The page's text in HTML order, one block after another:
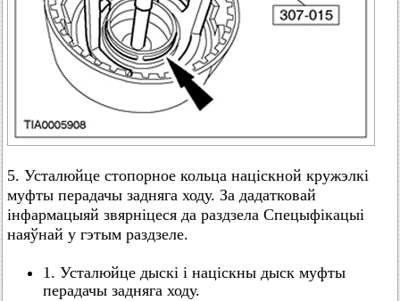
5. Усталюйце стопорное кольца націскной кружэлкі
муфты перадачы задняга ходу. За дадатковай
інфармацыяй звярніцеся да раздзела Спецыфікацыі
наяўнай у гэтым раздзеле.
1. Усталюйце дыскі і націскны дыск муфты
перадачы задняга ходу.